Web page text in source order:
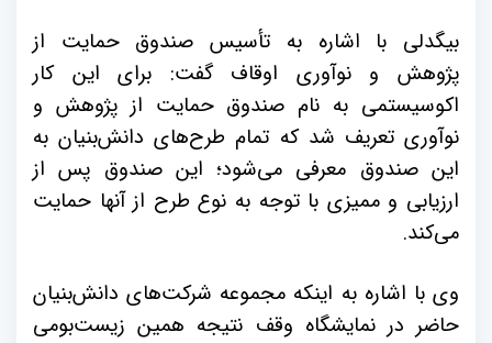
بیگدلی با اشاره به تأسیس صندوق حمایت از
پژوهش و نوآوری اوقاف گفت: برای این کار
اکوسیستمی به نام صندوق حمایت از پژوهش و
نوآوری تعریف شد که تمام طرح‌های دانش‌بنیان به
این صندوق معرفی می‌شود؛ این صندوق پس از
ارزیابی و ممیزی با توجه به نوع طرح از آنها حمایت
می‌کند.
وی با اشاره به اینکه مجموعه شرکت‌های دانش‌بنیان
حاضر در نمایشگاه وقف نتیجه همین زیست‌بومی